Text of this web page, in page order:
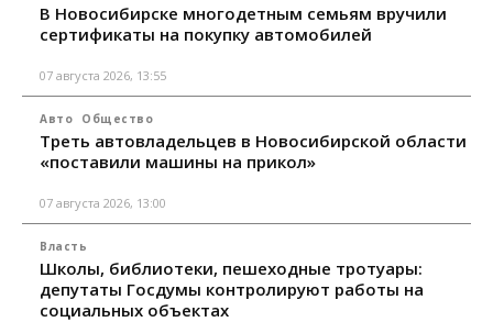
В Новосибирске многодетным семьям вручили
сертификаты на покупку автомобилей
07 августа 2026, 13:55
Авто Общество
Треть автовладельцев в Новосибирской области
«поставили машины на прикол»
07 августа 2026, 13:00
Власть
Школы, библиотеки, пешеходные тротуары:
депутаты Госдумы контролируют работы на
социальных объектах